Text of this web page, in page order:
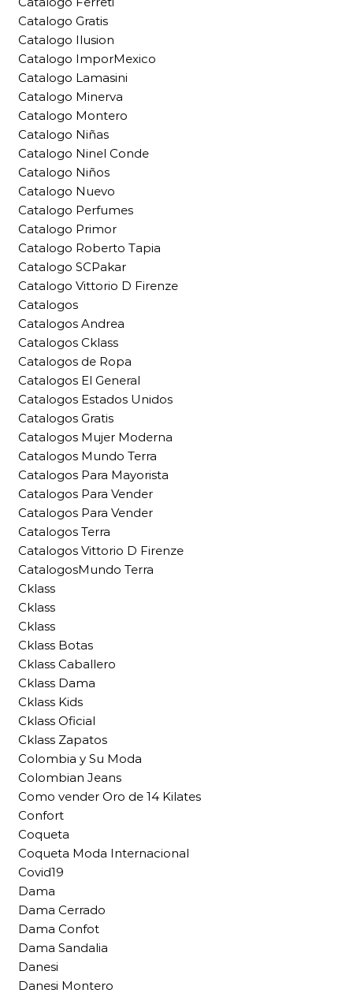
Catalogo Gratis
Catalogo Ilusion
Catalogo ImporMexico
Catalogo Lamasini
Catalogo Minerva
Catalogo Montero
Catalogo Niñas
Catalogo Ninel Conde
Catalogo Niños
Catalogo Nuevo
Catalogo Perfumes
Catalogo Primor
Catalogo Roberto Tapia
Catalogo SCPakar
Catalogo Vittorio D Firenze
Catalogos
Catalogos Andrea
Catalogos Cklass
Catalogos de Ropa
Catalogos El General
Catalogos Estados Unidos
Catalogos Gratis
Catalogos Mujer Moderna
Catalogos Mundo Terra
Catalogos Para Mayorista
Catalogos Para Vender
Catalogos Para Vender
Catalogos Terra
Catalogos Vittorio D Firenze
CatalogosMundo Terra
Cklass
Cklass
Cklass
Cklass Botas
Cklass Caballero
Cklass Dama
Cklass Kids
Cklass Oficial
Cklass Zapatos
Colombia y Su Moda
Colombian Jeans
Como vender Oro de 14 Kilates
Confort
Coqueta
Coqueta Moda Internacional
Covid19
Dama
Dama Cerrado
Dama Confot
Dama Sandalia
Danesi
Danesi Montero